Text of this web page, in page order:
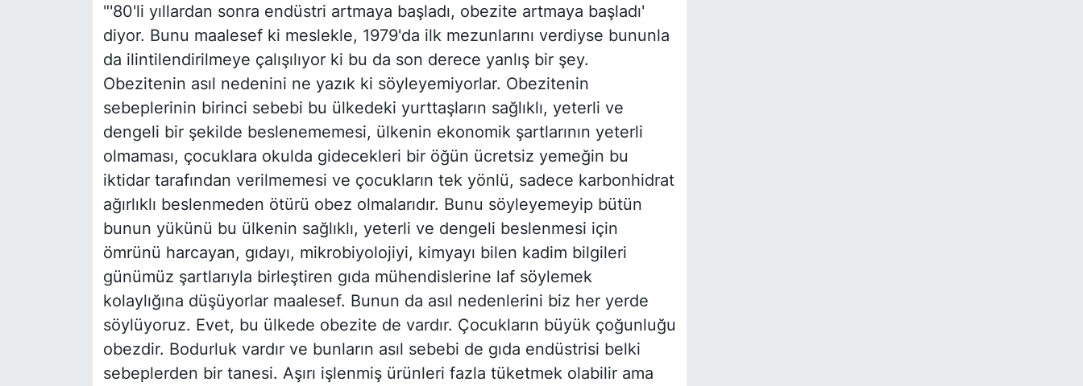
"'80'li yıllardan sonra endüstri artmaya başladı, obezite artmaya başladı'
diyor. Bunu maalesef ki meslekle, 1979'da ilk mezunlarını verdiyse bununla
da ilintilendirilmeye çalışılıyor ki bu da son derece yanlış bir şey.
Obezitenin asıl nedenini ne yazık ki söyleyemiyorlar. Obezitenin
sebeplerinin birinci sebebi bu ülkedeki yurttaşların sağlıklı, yeterli ve
dengeli bir şekilde beslenememesi, ülkenin ekonomik şartlarının yeterli
olmaması, çocuklara okulda gidecekleri bir öğün ücretsiz yemeğin bu
iktidar tarafından verilmemesi ve çocukların tek yönlü, sadece karbonhidrat
ağırlıklı beslenmeden ötürü obez olmalarıdır. Bunu söyleyemeyip bütün
bunun yükünü bu ülkenin sağlıklı, yeterli ve dengeli beslenmesi için
ömrünü harcayan, gıdayı, mikrobiyolojiyi, kimyayı bilen kadim bilgileri
günümüz şartlarıyla birleştiren gıda mühendislerine laf söylemek
kolaylığına düşüyorlar maalesef. Bunun da asıl nedenlerini biz her yerde
söylüyoruz. Evet, bu ülkede obezite de vardır. Çocukların büyük çoğunluğu
obezdir. Bodurluk vardır ve bunların asıl sebebi de gıda endüstrisi belki
sebeplerden bir tanesi. Aşırı işlenmiş ürünleri fazla tüketmek olabilir ama